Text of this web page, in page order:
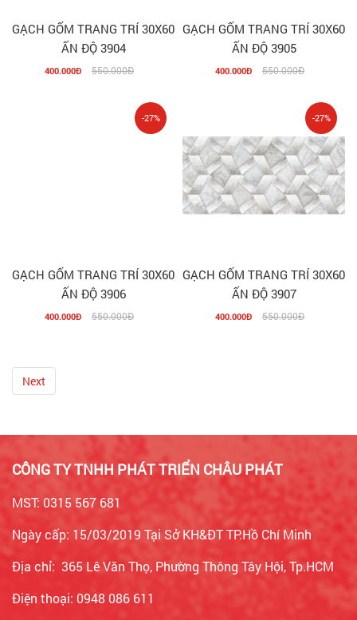
GẠCH GỐM TRANG TRÍ 30X60
ẤN ĐỘ 3904
400.000Đ 550.000Đ
GẠCH GỐM TRANG TRÍ 30X60
ẤN ĐỘ 3905
400.000Đ 550.000Đ
GẠCH GỐM TRANG TRÍ 30X60
ẤN ĐỘ 3906
400.000Đ 550.000Đ
-27%
GẠCH GỐM TRANG TRÍ 30X60
ẤN ĐỘ 3907
400.000Đ 550.000Đ
-27%
Next
CÔNG TY TNHH PHÁT TRIỂN CHÂU PHÁT
MST: 0315 567 681
Ngày cấp: 15/03/2019 Tại Sở KH&ĐT TP.Hồ Chí Minh
Địa chỉ: 365 Lê Văn Thọ, Phường Thông Tây Hội, Tp.HCM
Điện thoại: 0948 086 611